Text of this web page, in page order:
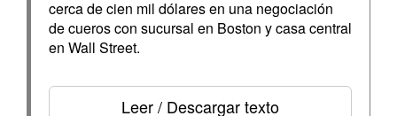
cerca de cien mil dólares en una negociación
de cueros con sucursal en Boston y casa central
en Wall Street.
Leer / Descargar texto